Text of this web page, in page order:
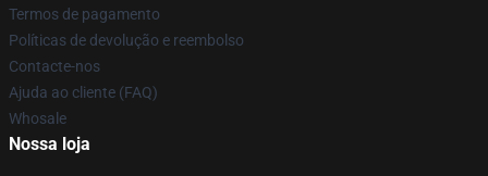
Termos de pagamento
Políticas de devolução e reembolso
Contacte-nos
Ajuda ao cliente (FAQ)
Whosale
Nossa loja